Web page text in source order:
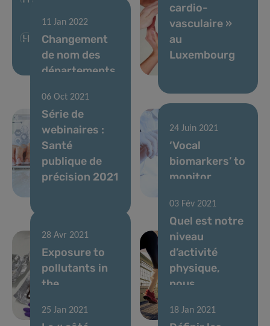
11 Jan 2022
Changement
de nom des
départements
cardio-
vasculaire »
au
Luxembourg
06 Oct 2021
Série de
webinaires :
Santé
publique de
précision 2021
24 Juin 2021
‘Vocal
biomarkers’ to
monitor
28 Avr 2021
Exposure to
pollutants in
the
population
03 Fév 2021
Quel est notre
niveau
d’activité
physique,
nous
?
25 Jan 2021 18 Jan 2021